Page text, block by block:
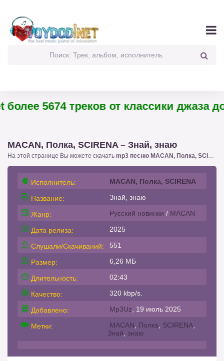
5674 треков от классики джаза до
MACAN, Полка, SCIRENA – Знай, знаю
На этой странице Вы можете скачать mp3 песню MACAN, Полка, SCIRENA – Знай, знаю
Исполнитель: MACAN, Полка, SCIRENA
Название: Знай, знаю
Жанр: Русский новинки / MACAN
Дата релиза: 2025
Слушали/Скачиваний: 551
Размер: 6,26 МБ
Длительность: 02:43
Качество: 320 kbp/s.
Добавлено: Mp3Uz , 19 июль 2025
Метки: MACAN Полка SCIRENA
Знай знаю